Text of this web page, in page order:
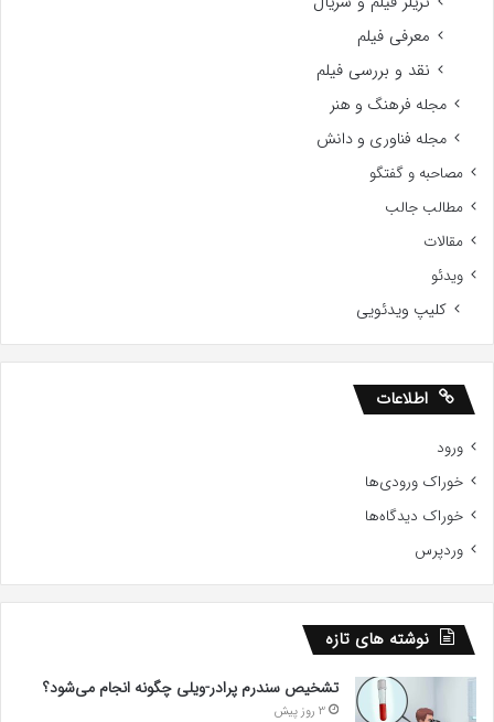
معرفی فیلم
نقد و بررسی فیلم
مجله فرهنگ و هنر
مجله فناوری و دانش
مصاحبه و گفتگو
مطالب جالب
مقالات
ویدئو
کلیپ ویدئویی
اطلاعات
ورود
خوراک ورودی‌ها
خوراک دیدگاه‌ها
وردپرس
نوشته های تازه
تشخیص سندرم پرادر-ویلی چگونه انجام می‌شود؟
3 روز پیش